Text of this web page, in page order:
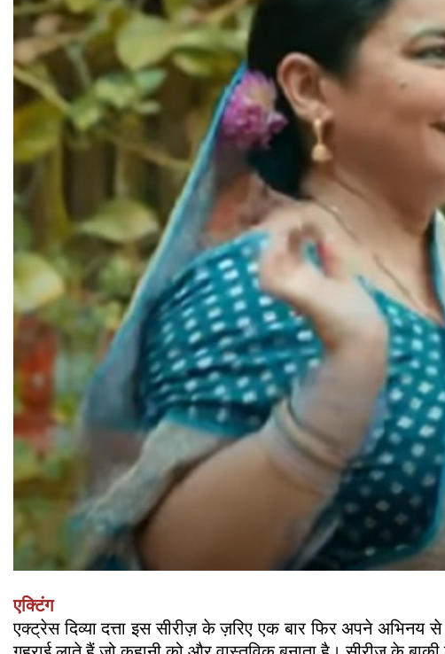
एक्टिंग
एक्ट्रेस दिव्या दत्ता इस सीरीज़ के ज़रिए एक बार फिर अपने